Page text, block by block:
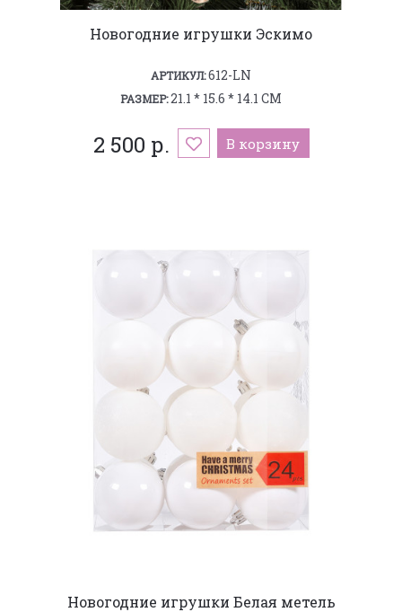
Новогодние игрушки Эскимо
АРТИКУЛ:612-LN
РАЗМЕР:21.1 * 15.6 * 14.1 СМ
2 500 р. В корзину
Новогодние игрушки Белая метель